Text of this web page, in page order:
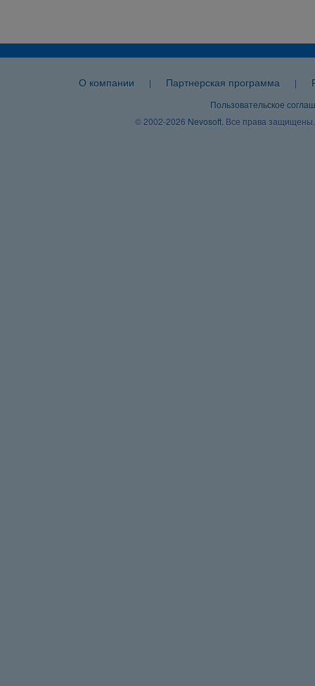
О компании | Партнерская программа |
Пользовательское
© 2002-2026 Nevosoft . Все права защищены